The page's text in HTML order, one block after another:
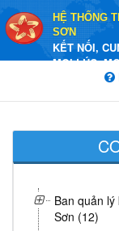
HỆ THỐNG
SƠN
KẾT NỐI,
MỌI LÚC,
Ban quản
Sơn (12)